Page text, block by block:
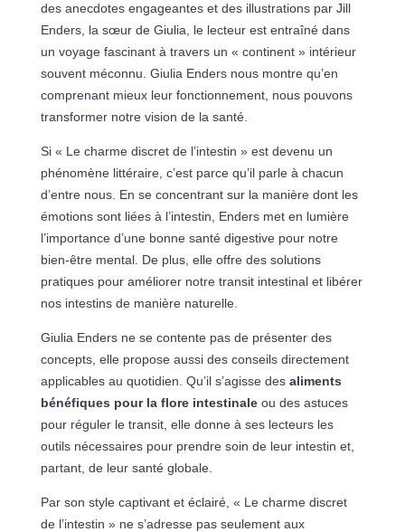
des anecdotes engageantes et des illustrations par Jill
Enders, la sœur de Giulia, le lecteur est entraîné dans
un voyage fascinant à travers un « continent » intérieur
souvent méconnu. Giulia Enders nous montre qu’en
comprenant mieux leur fonctionnement, nous pouvons
transformer notre vision de la santé.
Si « Le charme discret de l’intestin » est devenu un
phénomène littéraire, c’est parce qu’il parle à chacun
d’entre nous. En se concentrant sur la manière dont les
émotions sont liées à l’intestin, Enders met en lumière
l’importance d’une bonne santé digestive pour notre
bien-être mental. De plus, elle offre des solutions
pratiques pour améliorer notre transit intestinal et libérer
nos intestins de manière naturelle.
Giulia Enders ne se contente pas de présenter des
concepts, elle propose aussi des conseils directement
applicables au quotidien. Qu’il s’agisse des aliments
bénéfiques pour la flore intestinaleou des astuces
pour réguler le transit, elle donne à ses lecteurs les
outils nécessaires pour prendre soin de leur intestin et,
partant, de leur santé globale.
Par son style captivant et éclairé, « Le charme discret
de l’intestin » ne s’adresse pas seulement aux